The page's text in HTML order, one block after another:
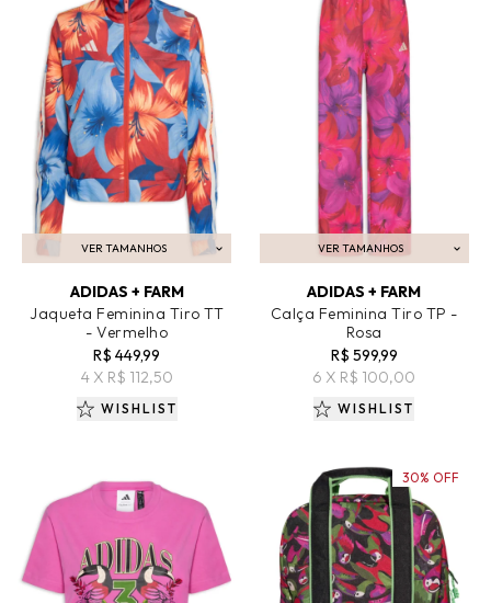
VER TAMANHOS
ADICIONAR AO CARRINHO
ADIDAS + FARM
Jaqueta Feminina Tiro TT
- Vermelho
R$ 449,99
4 X R$ 112,50
WISHLIST
VER TAMANHOS
ADICIONAR AO CARRINHO
ADIDAS + FARM
Calça Feminina Tiro TP -
Rosa
R$ 599,99
6 X R$ 100,00
WISHLIST
30% OFF